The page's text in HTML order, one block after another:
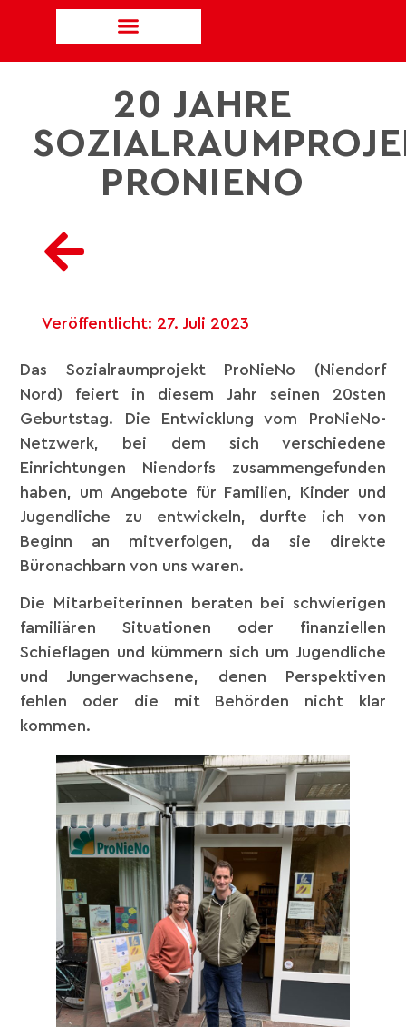
20 JAHRE
PRONIENO
Veröffentlicht: 27. Juli 2023
Das Sozialraumprojekt ProNieNo (Niendorf
Nord) feiert in diesem Jahr seinen 20sten
Geburtstag. Die Entwicklung vom ProNieNo-
Netzwerk, bei dem sich verschiedene
Einrichtungen Niendorfs zusammengefunden
haben, um Angebote für Familien, Kinder und
Jugendliche zu entwickeln, durfte ich von
Beginn an mitverfolgen, da sie direkte
Büronachbarn von uns waren.
Die Mitarbeiterinnen beraten bei schwierigen
familiären Situationen oder finanziellen
Schieflagen und kümmern sich um Jugendliche
und Jungerwachsene, denen Perspektiven
fehlen oder die mit Behörden nicht klar
kommen.